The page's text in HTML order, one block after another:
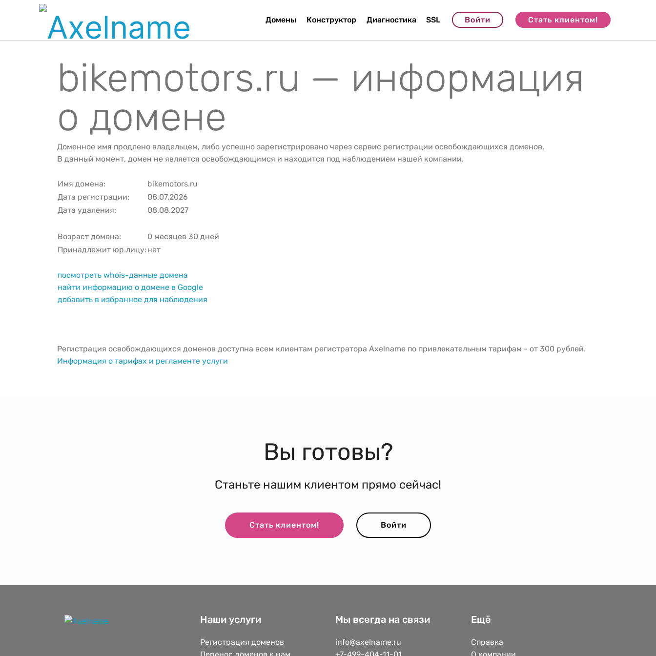
Домены Конструктор Диагностика SSL Войти Стать клиентом!
bikemotors.ru — информация
о домене
Доменное имя продлено владельцем, либо успешно зарегистрировано через сервис регистрации освобождающихся доменов.
В данный момент, домен не является освобождающимся и находится под наблюдением нашей компании.
Имя домена:
bikemotors.ru
Дата регистрации:
08.07.2026
Дата удаления:
08.08.2027
Возраст домена:
0 месяцев 30 дней
Принадлежит юр.лицу: нет
посмотреть whois-данные домена
найти информацию о домене в Google
добавить в избранное для наблюдения
Регистрация освобождающихся доменов доступна всем клиентам регистратора Axelname по привлекательным тарифам - от 300 рублей.
Информация о тарифах и регламенте услуги
Вы готовы?
Станьте нашим клиентом прямо сейчас!
Стать клиентом! Войти
Наши услуги
Регистрация доменов
Мы всегда на связи
info@axelname.ru
Ещё
Справка